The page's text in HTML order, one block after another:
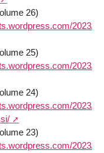
26)
2023/
25)
2023/
24)
2023/
23)
2023/